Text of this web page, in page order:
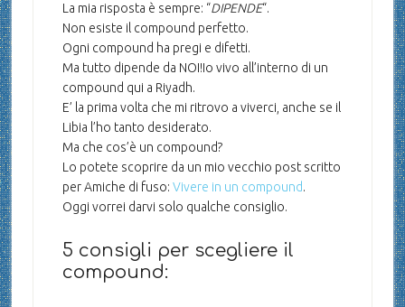
La mia risposta è sempre: “DIPENDE“.
Non esiste il compound perfetto.
Ogni compound ha pregi e difetti.
Ma tutto dipende da NOI!Io vivo all’interno di un
compound qui a Riyadh.
E’ la prima volta che mi ritrovo a viverci, anche se il
Libia l’ho tanto desiderato.
Ma che cos’è un compound?
Lo potete scoprire da un mio vecchio post scritto
per Amiche di fuso: Vivere in un compound.
Oggi vorrei darvi solo qualche consiglio.
5 consigli per scegliere il
compound: